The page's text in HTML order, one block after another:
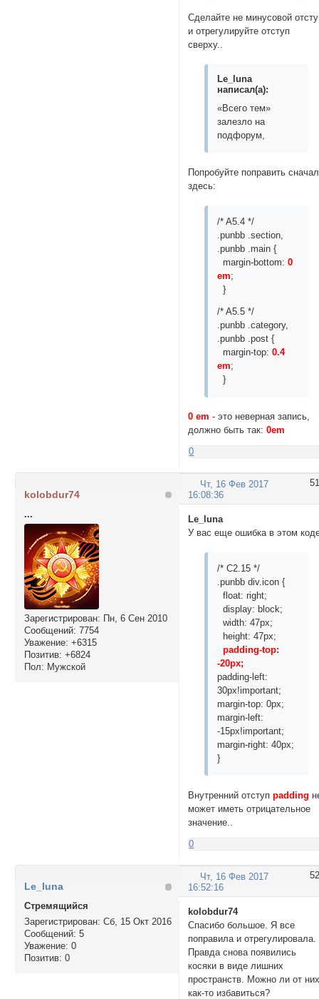
Сделайте не минусовой
и отрегулируйте отступ
сверху..
Le_luna
написал(а):
«Всего тем»
залезло на
подфорум,
Попробуйте поправить
здесь:
/* A5.4 */
.punbb .section,
.punbb .main {
margin-bottom:0
em;
}
/* A5.5 */
.punbb .category,
.punbb .post {
margin-top:0.4
em;
}
0 em - это неверная запись,
должно быть так:0em
0
51
Чт, 16 Фев 2017
16:08:36
kolobdur74
...
Зарегистрирован: Пн, 6 Сен 2010
Сообщений: 7754
Уважение: +6315
Позитив: +6824
Пол: Мужской
Le_luna
У вас еще ошибка в этом
/* C2.15 */
.punbb div.icon {
float: right;
display: block;
width: 47px;
height: 47px;
padding-top:
-20px;
padding-left:
30px!important;
margin-top: 0px;
margin-left:
-15px!important;
margin-right: 40px;
}
Внутренний отступpadding
может иметь отрицательное
значение..
0
52
Чт, 16 Фев 2017
16:52:16
Le_luna
Стремящийся
Зарегистрирован: Сб, 15 Окт 2016
Сообщений: 5
Уважение: 0
Позитив: 0
kolobdur74
Спасибо большое. Я все
поправила и отрегулировала.
Правда снова появились
косяки в виде лишних
пространств. Можно ли от
как-то избавиться?